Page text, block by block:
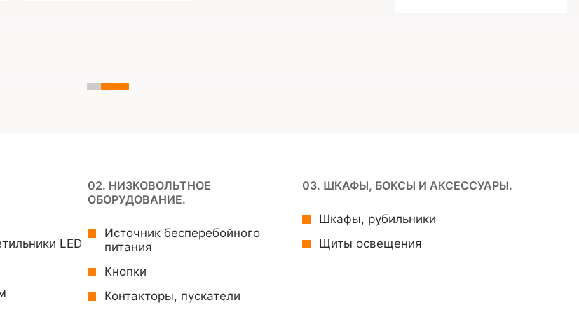
LED
02. НИЗКОВОЛЬТНОЕ
ОБОРУДОВАНИЕ.
Источник бесперебойного
питания
Кнопки
Контакторы, пускатели
03. ШКАФЫ, БОКСЫ И АКСЕССУАРЫ.
Шкафы, рубильники
Щиты освещения